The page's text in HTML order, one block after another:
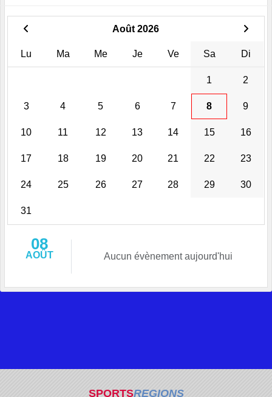
Août 2026
Lu Ma Me Je Ve Sa Di
1 2
3 4 5 6 7 8 9
10 11 12 13 14 15 16
17 18 19 20 21 22 23
24 25 26 27 28 29 30
31
08
AOÛT Aucun évènement aujourd'hui
SPORTSREGIONS